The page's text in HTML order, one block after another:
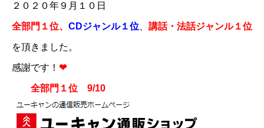
２０２０年９月１０日
全部門１位、 CDジャンル１位 ​講話・ 法話ジャンル１位
を頂きました。
感謝です！ ❤
全部門１位 9/10